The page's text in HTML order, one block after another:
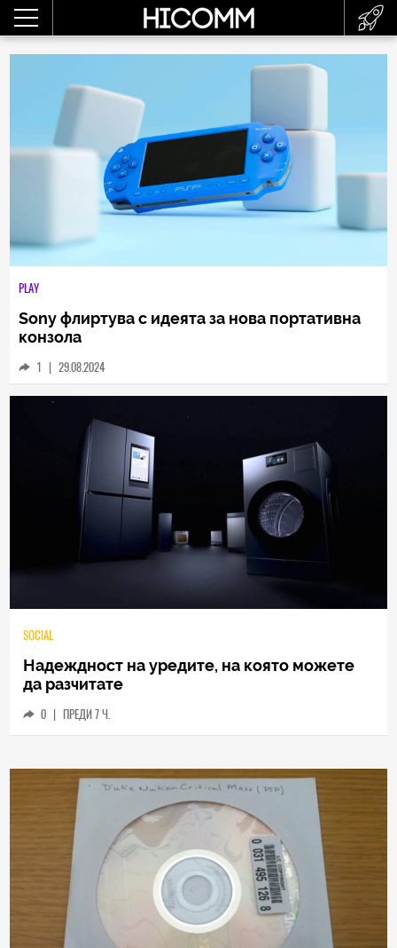
PLAY
Sony флиртува с идеята за нова портативна
конзола
1 | 29.08.2024
SOCIAL
Надеждност на уредите, на която можете
да разчитате
0 | ПРЕДИ 7 Ч.